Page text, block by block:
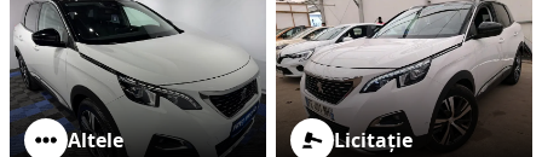
Altele Licitație